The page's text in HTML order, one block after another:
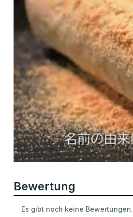
Bewertung
Es gibt noch keine Bewertungen.